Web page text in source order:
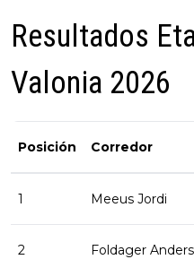
Resultados
Valonia 2026
Posición Corredor
1 Meeus Jordi
2 Foldager Anders